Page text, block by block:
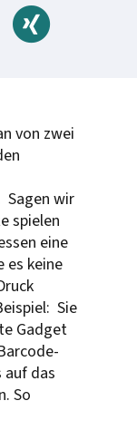
on LinkedIn
von zwei
Sagen wir
spielen
eine
es keine
Sie
Gadget
das
So